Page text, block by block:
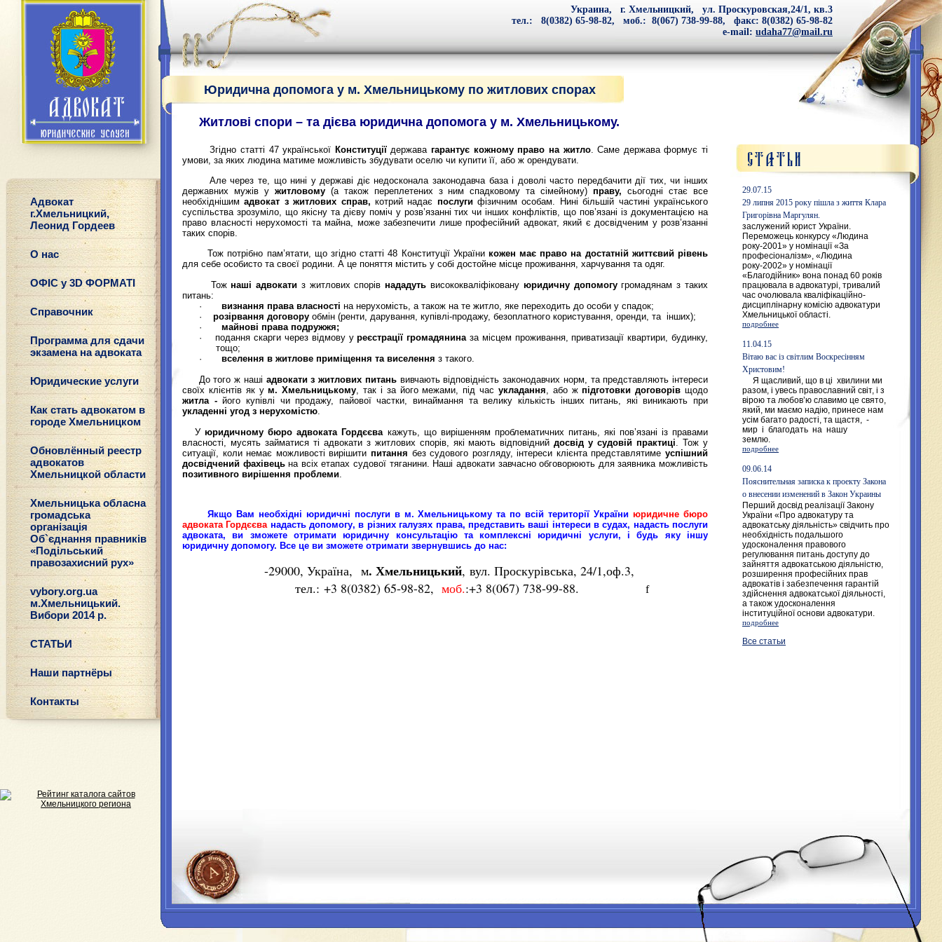
Украина, г. Хмельницкий, ул. Проскуровская,24/1, кв.3
тел.: 8(0382) 65-98-82, моб.: 8(067) 738-99-88, факс: 8(0382) 65-98-82
e-mail: udaha77@mail.ru
Адвокат
г.Хмельницкий,
Леонид Гордеев
О нас
ОФІС у 3D ФОРМАТІ
Справочник
Программа для сдачи
экзамена на адвоката
Юридические услуги
Как стать адвокатом в
городе Хмельницком
Обновлённый реестр
адвокатов
Хмельницкой области
Хмельницька обласна
громадська
організація
Об`єднання правників
«Подільський
правозахисний рух»
vybory.org.ua
м.Хмельницький.
Вибори 2014 р.
СТАТЬИ
Наши партнёры
Контакты
Юридична допомога у м. Хмельницькому по житлових спорах
Житлові спори – та дієва юридична допомога у м. Хмельницькому.
Згідно статті 47 української Конституції державагарантує кожному право на житло.Саме держава формує ті
умови, за яких людина матиме можливість збудувати оселю чи купити її, або ж орендувати.
Але через те, що нині у державі діє недосконала законодавча база і доволі часто передбачити дії тих, чи інших
державних мужів у житловому (а також переплетених з ним спадковому та сімейному)праву,сьогодні стає все
необхіднішим адвокат з житлових справ, котрий надає послугифізичним особам. Нині більшій частині українського
суспільства зрозуміло, що якісну та дієву поміч у розв’язанні тих чи інших конфліктів, що пов’язані із документацією на
право власності нерухомості та майна, може забезпечити лише професійний адвокат, який є досвідченим у розв’язанні
таких спорів.
Тож потрібно пам’ятати, що згідно статті 48 Конституції України кожен має право на достатній життєвий рівень
для себе особисто та своєї родини. А це поняття містить у собі достойне місце проживання, харчування та одяг.
Тожнаші адвокати з житлових спорівнададуть висококваліфіковану юридичну допомогу громадянам з таких
питань:
·
визнання права власності на нерухомість, а також на те житло, яке переходить до особи у спадок;
·
розірвання договору обмін (ренти, дарування, купівлі-продажу, безоплатного користування, оренди, та інших);
·
майнові права подружжя;
·
подання скарги через відмову уреєстрації громадянина за місцем проживання, приватизації квартири, будинку,
тощо;
·
вселення в житлове приміщення та виселення з такого.
До того ж наші адвокати з житлових питань вивчають відповідність законодавчих норм, та представляють інтереси
своїх клієнтів як ум. Хмельницькому, так і за його межами, під час укладання, або жпідготовки договорівщодо
житла -його купівлі чи продажу, пайової частки, винаймання та велику кількість інших питань, які виникають при
укладенні угод з нерухомістю.
Уюридичному бюро адвоката Гордєєва кажуть, що вирішенням проблематичних питань, які пов’язані із правами
власності, мусять займатися ті адвокати з житлових спорів, які мають відповіднийдосвід у судовій практиці. Тож у
ситуації, коли немає можливості вирішити питання без судового розгляду, інтереси клієнта представлятимеуспішний
досвідчений фахівецьна всіх етапах судової тяганини. Наші адвокати завчасно обговорюють для заявника можливість
позитивного вирішення проблеми.
Якщо Вам необхідні юридичні послуги в м. Хмельницькому та по всій території Україниюридичне бюро
адвоката Гордєєванадасть допомогу, в різних галузях права, представитьваші інтереси в судах, надастьпослуги
адвоката,ви зможете отриматиюридичну консультацію такомплексні юридичні услуги,і будь якуіншу
юридичну допомогу. Все це ви зможете отримати звернувшись до нас:
-29000, Україна, м. Хмельницький, вул. Проскурівська, 24/1,оф.3,
тел.: +3 8(0382) 65-98-82, моб.:+3 8(067) 738-99-88. f
29.07.15
29 липня 2015 року пішла з життя Клара
Григорівна Маргулян.
заслужений юрист України.
Переможець конкурсу «Людина
року-2001» у номінації «За
професіоналізм», «Людина
року-2002» у номінації
«Благодійник» вона понад 60 років
працювала в адвокатурі, тривалий
час очолювала кваліфікаційно-
дисциплінарну комісію адвокатури
Хмельницької області.
подробнее
11.04.15
Вітаю вас із світлим Воскресінням
Христовим!
Я щасливий, що в ці хвилини ми
разом, і увесь православний світ, і з
вірою та любов’ю славимо це свято,
який, ми маємо надію, принесе нам
усім багато радості, та щастя, -
мир і благодать на нашу
землю.
подробнее
09.06.14
Пояснительная записка к проекту Закона
о внесении изменений в Закон Украины
Перший досвід реалізації Закону
України «Про адвокатуру та
адвокатську діяльність» свідчить про
необхідність подальшого
удосконалення правового
регулювання питань доступу до
зайняття адвокатською діяльністю,
розширення професійних прав
адвокатів і забезпечення гарантій
здійснення адвокатської діяльності,
а також удосконалення
інституційної основи адвокатури.
подробнее
Все статьи